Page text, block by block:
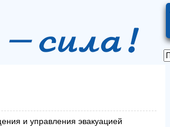
и управления эвакуацией